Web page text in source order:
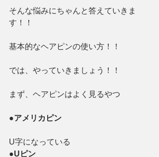
そんな悩みにちゃんと答えていきま
す！！
基本的なヘアピンの使い方！！
では、やっていきましょう！！
まず、ヘアピンはよく見るやつ
●アメリカピン
U字になっている
●Uピン